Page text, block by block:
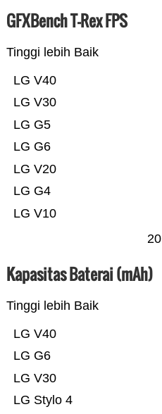
GFXBench T-Rex FPS
Tinggi lebih Baik
LG V10
LG G4
LG V20
LG G6
LG G5
LG V30
LG V40
20
Kapasitas Baterai (mAh)
Tinggi lebih Baik
LG Stylo 4
LG V30
LG G6
LG V40